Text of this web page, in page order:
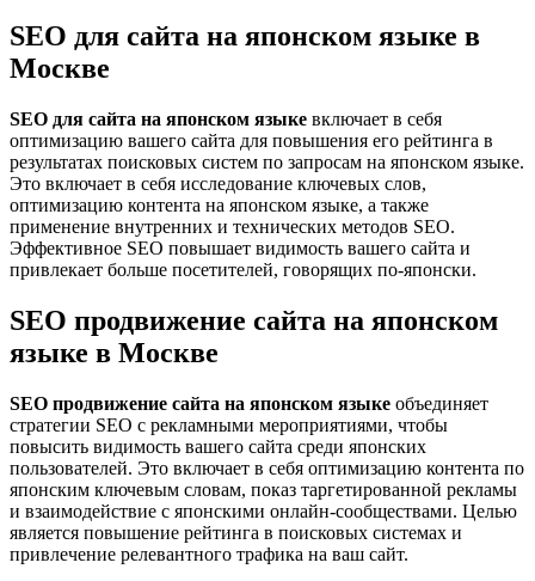
SEO для сайта на японском языке в
Москве
SEO для сайта на японском языке включает в себя
оптимизацию вашего сайта для повышения его рейтинга в
результатах поисковых систем по запросам на японском языке.
Это включает в себя исследование ключевых слов,
оптимизацию контента на японском языке, а также
применение внутренних и технических методов SEO.
Эффективное SEO повышает видимость вашего сайта и
привлекает больше посетителей, говорящих по-японски.
SEO продвижение сайта на японском
языке в Москве
SEO продвижение сайта на японском языке объединяет
стратегии SEO с рекламными мероприятиями, чтобы
повысить видимость вашего сайта среди японских
пользователей. Это включает в себя оптимизацию контента по
японским ключевым словам, показ таргетированной рекламы
и взаимодействие с японскими онлайн-сообществами. Целью
является повышение рейтинга в поисковых системах и
привлечение релевантного трафика на ваш сайт.